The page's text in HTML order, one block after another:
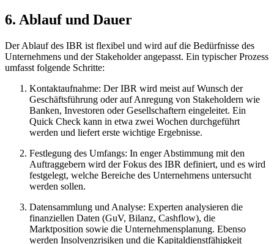
6. Ablauf und Dauer
Der Ablauf des IBR ist flexibel und wird auf die Bedürfnisse des
Unternehmens und der Stakeholder angepasst. Ein typischer Prozess
umfasst folgende Schritte:
Kontaktaufnahme: Der IBR wird meist auf Wunsch der
Geschäftsführung oder auf Anregung von Stakeholdern wie
Banken, Investoren oder Gesellschaftern eingeleitet. Ein
Quick Check kann in etwa zwei Wochen durchgeführt
werden und liefert erste wichtige Ergebnisse.
Festlegung des Umfangs: In enger Abstimmung mit den
Auftraggebern wird der Fokus des IBR definiert, und es wird
festgelegt, welche Bereiche des Unternehmens untersucht
werden sollen.
Datensammlung und Analyse: Experten analysieren die
finanziellen Daten (GuV, Bilanz, Cashflow), die
Marktposition sowie die Unternehmensplanung. Ebenso
werden Insolvenzrisiken und die Kapitaldienstfähigkeit